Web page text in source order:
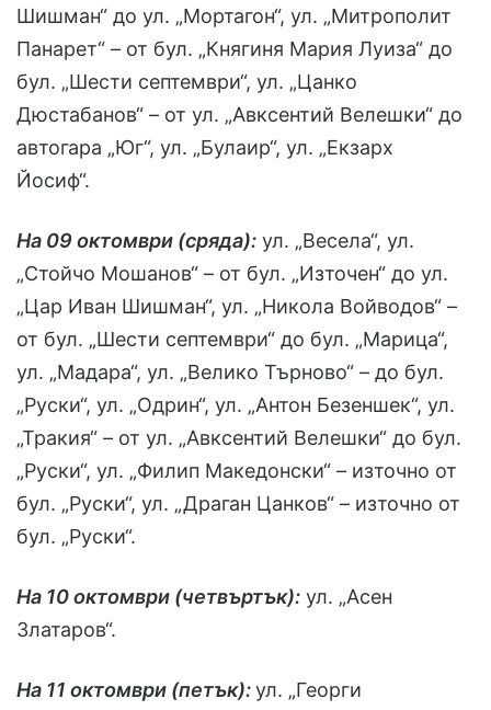
Шишман“ до ул. „Мортагон“, ул. „Митрополит
Панарет“ – от бул. „Княгиня Мария Луиза“ до
бул. „Шести септември“, ул. „Цанко
Дюстабанов“ – от ул. „Авксентий Велешки“ до
автогара „Юг“, ул. „Булаир“, ул. „Екзарх
Йосиф“.
На 09 октомври (сряда): ул. „Весела“, ул.
„Стойчо Мошанов“ – от бул. „Източен“ до ул.
„Цар Иван Шишман“, ул. „Никола Войводов“ –
от бул. „Шести септември“ до бул. „Марица“,
ул. „Мадара“, ул. „Велико Търново“ – до бул.
„Руски“, ул. „Одрин“, ул. „Антон Безеншек“, ул.
„Тракия“ – от ул. „Авксентий Велешки“ до бул.
„Руски“, ул. „Филип Македонски“ – източно от
бул. „Руски“, ул. „Драган Цанков“ – източно от
бул. „Руски“.
На 10 октомври (четвъртък): ул. „Асен
Златаров“.
На 11 октомври (петък):ул. „Георги